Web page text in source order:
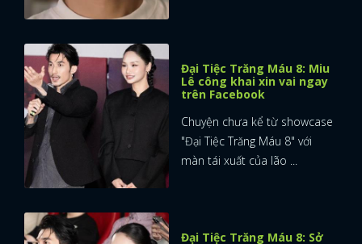
Đại Tiệc Trăng Máu 8: Miu
Lê công khai xin vai ngay
trên Facebook
Chuyện chưa kể từ showcase
"Đại Tiệc Trăng Máu 8" với
màn tái xuất của lão ...
Đại Tiệc Trăng Máu 8: Sở